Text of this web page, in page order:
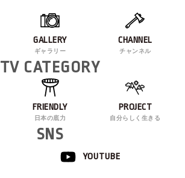
GALLERY
ギャラリー
CHANNEL
チャンネル
TV CATEGORY
FRIENDLY
日本の底力
PROJECT
自分らしく生きる
SNS
YOUTUBE